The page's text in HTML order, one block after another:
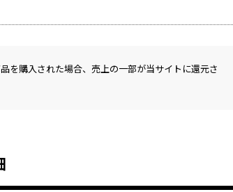
を購入された場合、売上の一部が当サイトに還元さ